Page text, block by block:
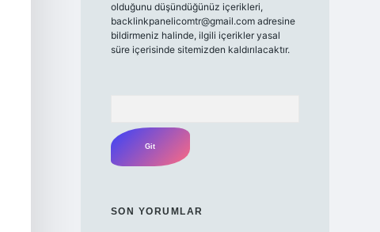
olduğunu düşündüğünüz içerikleri,
backlinkpanelicomtr@gmail.comadresine
bildirmeniz halinde, ilgili içerikler yasal
süre içerisinde sitemizden kaldırılacaktır.
SON YORUMLAR